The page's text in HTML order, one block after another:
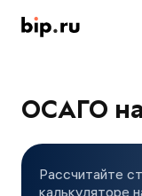
ОСАГО
Рассчитайте
калькуляторе